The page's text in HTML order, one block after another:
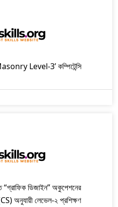
Level-3’ কম্পিটেন্সি
“গ্রাফিক ডিজাইন” অকুপেশনের
লেভেল-২ প্রশিক্ষণ